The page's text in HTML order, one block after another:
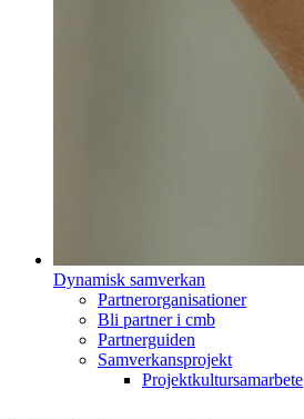
Dynamisk samverkan
Partnerorganisationer
Bli partner i cmb
Partnerguiden
Samverkansprojekt
Projektkultursamarbete